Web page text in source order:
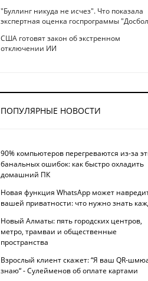
"Буллинг никуда не исчез". Что показала
экспертная оценка госпрограммы
США готовят закон об экстренном
отключении ИИ
ПОПУЛЯРНЫЕ НОВОСТИ
90% компьютеров перегреваются из-за
банальных ошибок: как быстро охладить
домашний ПК
Новая функция WhatsApp может
вашей приватности: что нужно знать
Новый Алматы: пять городских центров,
метро, трамваи и общественные
пространства
Взрослый клиент скажет: “Я ваш QR-
знаю“ - Сулейменов об оплате картами